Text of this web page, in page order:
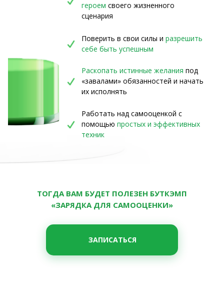
Раскопать истинные желания под
«завалами» обязанностей и начать
их исполнять
Работать над самооценкой с
помощью простых и эффективных
техник
героем своего жизненного
сценария
Поверить в свои силы и разрешить
себе быть успешным
ТОГДА ВАМ БУДЕТ ПОЛЕЗЕН БУТКЭМП
«ЗАРЯДКА ДЛЯ САМООЦЕНКИ»
ЗАПИСАТЬСЯ